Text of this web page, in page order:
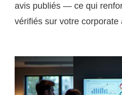
avis publiés — ce qui
vérifiés sur votre corporate